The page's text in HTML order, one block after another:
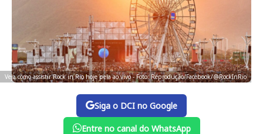
Veja como assistir Rock in Rio hoje pela ao vivo - Foto: Reprodução/Facebook/@RockInRio
Siga o DCI no Google
Entre no canal do WhatsApp